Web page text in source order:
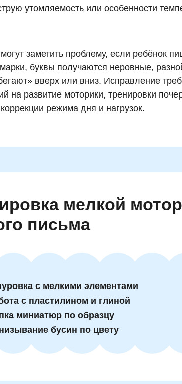
утомляемость или особенности
заметить проблему, если ребёнок
буквы получаются неровные,
вверх или вниз. Исправление
на развитие моторики, тренировки
режима дня и нагрузок.
с мелкими элементами
с пластилином и глиной
миниатюр по образцу
бусин по цвету
мелкой
письма